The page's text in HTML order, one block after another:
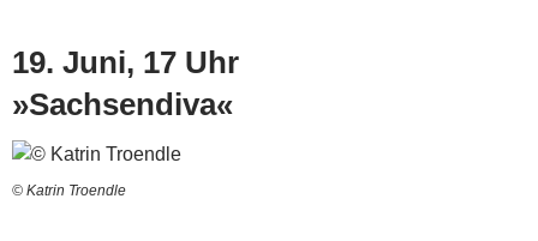
19. Juni, 17 Uhr
»Sachsendiva«
© Katrin Troendle